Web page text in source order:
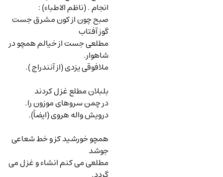
انجام . (ناظم الاطباء):
صبح چون از کون مشرق جست
گوز آفتاب
مطلعی جست از خیالم همچو در
شاهوار.
ملافوقی یزدی (از آنندراج ).
بلبلان مطلع غزل کردند
در چمن سروهای موزون را.
درویش واله هروی (ایضاً).
همچو خورشید کز و خط شعاعی
جوشد
مطلعی می کنم انشاء و غزل می